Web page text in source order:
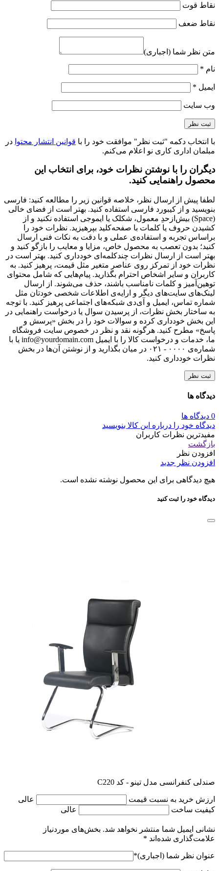
نقاط قوت
نقاط ضعف
متن نظر شما (اجباری)
نام *
ایمیل *
وب‌ سایت
با انتخاب دکمه "ثبت نظر" موافقت خود را با قوانین انتشار محتوا در
مبلمان اداری کاری نو اعلام می‌کنم.
دیگران را با نوشتن نظرات خود، برای انتخاب این
محصول راهنمایی کنید.
لطفا پیش از ارسال نظر، خلاصه قوانین زیر را مطالعه کنید: فارسی
بنویسید و از کیبورد فارسی استفاده کنید. بهتر است از فضای خالی
(Space) بیش‌از‌حدِ معمول، شکلک یا ایموجی استفاده نکنید و از
کشیدن حروف یا کلمات با صفحه‌کلید بپرهیزید. نظرات خود را
براساس تجربه و استفاده‌ی عملی و با دقت به نکات فنی ارسال
کنید؛ بدون تعصب به محصول خاص، مزایا و معایب را بازگو کنید و
بهتر است از ارسال نظرات چندکلمه‌‌ای خودداری کنید. بهتر است در
نظرات خود از تمرکز روی عناصر متغیر مثل قیمت، پرهیز کنید. به
کاربران و سایر اشخاص احترام بگذارید. پیام‌هایی که شامل محتوای
توهین‌آمیز و کلمات نامناسب باشند، حذف می‌شوند. از ارسال
لینک‌های سایت‌های دیگر و ارایه‌ی اطلاعات شخصی خودتان مثل
شماره تماس، ایمیل و آی‌دی شبکه‌های اجتماعی پرهیز کنید. با توجه
به ساختار بخش نظرات، از پرسیدن سوال یا درخواست راهنمایی در
این بخش خودداری کرده و سوالات خود را در بخش «پرسش و
پاسخ» مطرح کنید. هرگونه نقد و نظر در خصوص سایت فروشگاه
ما، خدمات و درخواست کالا را با ایمیل info@yourdomain.com یا با
شماره‌ی ۰۰۰۰ - ۰۲۱ در میان بگذارید و از نوشتن آن‌ها در بخش
نظرات خودداری کنید.
ثبت نظر
دیدگاه ها
0 دیدگاه ها
دیدگاه خود را درباره این کالا بنویسید
مفیدترین نظرات کاربران
بازگشت
افزودن نظر
افزودن نظر جدید
هیچ دیدگاهی برای این محصول نوشته نشده است.
دیدگاه خود را ثبت کنید
صندلی کنفرانسی مدل تینو - کد C220
ارزش خرید به نسبت قیمت
عالی
کیفیت ساخت
عالی
نشانی ایمیل شما منتشر نخواهد شد. بخش‌های موردنیاز
علامت‌گذاری شده‌اند *
عنوان نظر شما (اجباری)*